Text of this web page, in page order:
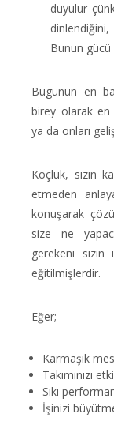
duyulur
dinlendiğini,
Bunun gücü
Bugünün en
birey olarak en
ya da onları
Koçluk, sizin
etmeden
konuşarak
size ne
gerekeni sizin
eğitilmişlerdir.
Eğer;
Karmaşık
Takımınızı
Sıkı
İşinizi